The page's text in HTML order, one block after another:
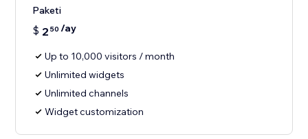
Paketi
$ 2 50 /ay
Up to 10,000 visitors / month
Unlimited widgets
Unlimited channels
Widget customization